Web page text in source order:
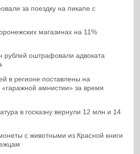
за поездку на пикапе с
магазинах на 11%
рублей оштрафовали адвоката
в регионе поставлены на
«гаражной амнистии» за время
в госказну вернули 12 млн и 14
с животными из Красной книги